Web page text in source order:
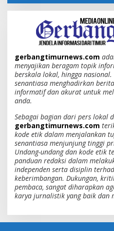
gerbangtimurnews.com
menyajikan beragam topik
berskala lokal, hingga
senantiasa menghadirkan
informatif dan akurat untuk
anda.
Sebagai bagian dari pers lokal
gerbangtimurnews.com
kode etik dalam menjalankan
senantiasa menjunjung tinggi
Undang-undang dan kode etik
panduan redaksi dalam
independen serta disiplin
keberimbangan. Dukungan,
pembaca, sangat diharapkan
karya jurnalistik yang baik dan